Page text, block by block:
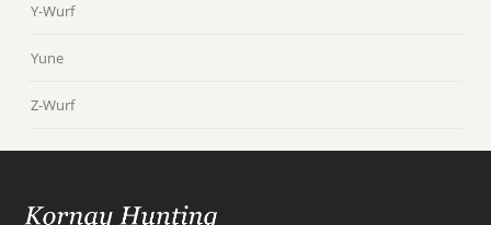
Y-Wurf
Yune
Z-Wurf